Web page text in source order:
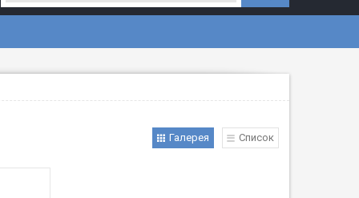
Галерея Список